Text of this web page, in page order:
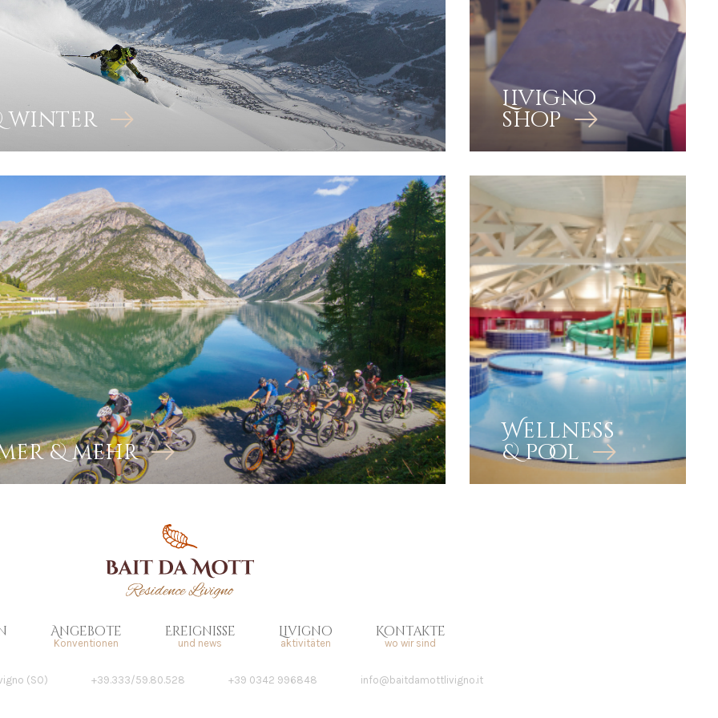
winter
& mehr
Livigno
shop
Wellness
& pool
Angebote
Konventionen
Ereignisse
und news
Livigno
aktivitäten
Kontakte
wo wir sind
(SO) +39.333/59.80.528 +39 0342 996848 info@baitdamottlivigno.it